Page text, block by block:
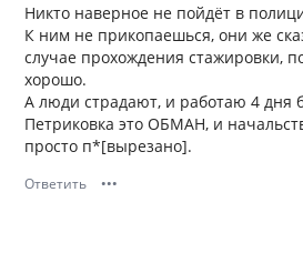
Никто наверное не пойдёт в
К ним не прикопаешься, они же
случае прохождения стажировки,
хорошо.
А люди страдают, и работаю 4 дня
Петриковка это ОБМАН, и
просто п*[вырезано].
Ответить •••